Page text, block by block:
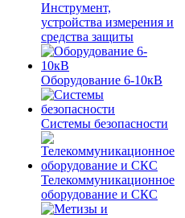
Инструмент,
устройства измерения и
средства защиты
Оборудование 6-10кВ
Системы безопасности
Телекоммуникационное
оборудование и СКС